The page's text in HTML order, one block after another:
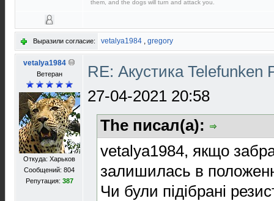
them, and the dogs will turn and attack you.
Выразили согласие: vetalya1984 , gregory
vetalya1984
Ветеран
Откуда: Харьков
Сообщений: 804
Репутация: 387
RE: Акустика
27-04-2021 20:58
The писал(а):
vetalya1984, якщо
залишилась в
Чи були підібрані